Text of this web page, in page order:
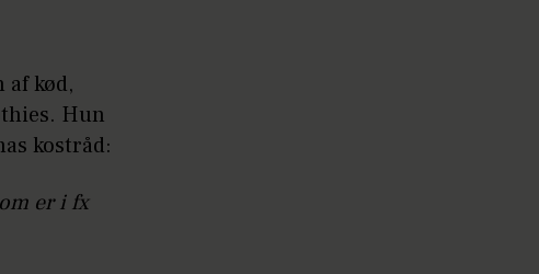
kød,
Hun
kostråd:
er i fx